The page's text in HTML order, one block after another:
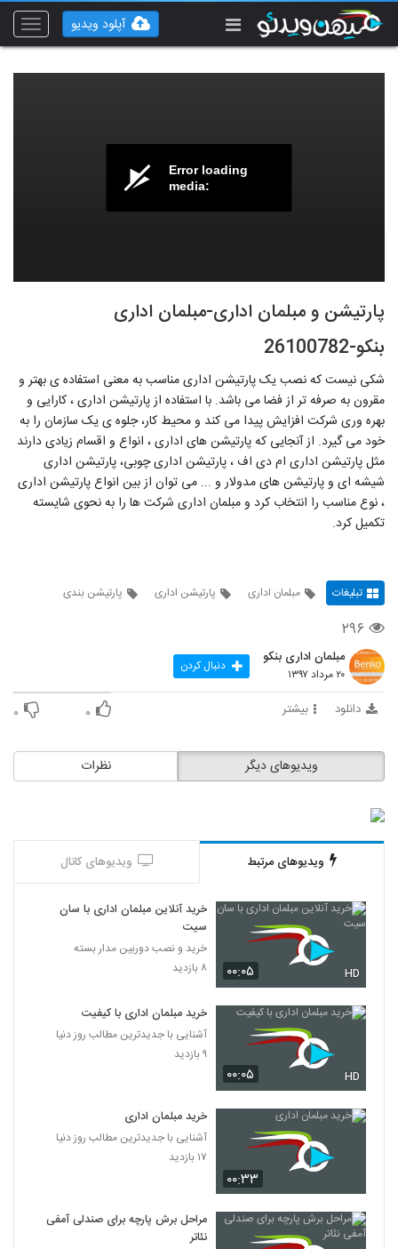
Toggle
آپلود ویدیو
Error loading
media:
پارتیشن و مبلمان اداری-مبلمان اداری
بنکو-26100782
شکی نیست که نصب یک پارتیشن اداری مناسب به معنی استفاده ی بهتر و
مقرون به صرفه تر از فضا می باشد. با استفاده از پارتیشن اداری ، کارایی و
بهره وری شرکت افزایش پیدا می کند و محیط کار، جلوه ی یک سازمان را به
خود می گیرد. از آنجایی که پارتیشن های اداری ، انواع و اقسام زیادی دارند
مثل پارتیشن اداری ام دی اف ، پارتیشن اداری چوبی، پارتیشن اداری
شیشه ای و پارتیشن های مدولار و ... می توان از بین انواع پارتیشن اداری
، نوع مناسب را انتخاب کرد و مبلمان اداری شرکت ها را به نحوی شایسته
تکمیل کرد.
تبلیغات مبلمان اداری پارتیشن اداری پارتیشن بندی
۲۹۶
مبلمان اداری بنکو
۲۰ مرداد ۱۳۹۷ دنبال کردن
دانلود بیشتر ۰ ۰
نظرات ویدیوهای دیگر
ویدیوهای مرتبط ویدیوهای کانال
۰۰:۰۵ HD
خرید آنلاین مبلمان اداری با سان
سیت
خرید و نصب دوربین مدار بسته
۸ بازدید
۰۰:۰۵ HD
خرید مبلمان اداری با کیفیت
آشنایی با جدیدترین مطالب روز دنیا
۹ بازدید
۰۰:۳۳
خرید مبلمان اداری
آشنایی با جدیدترین مطالب روز دنیا
۱۷ بازدید
مراحل برش پارچه برای صندلی آمفی
نئاتر